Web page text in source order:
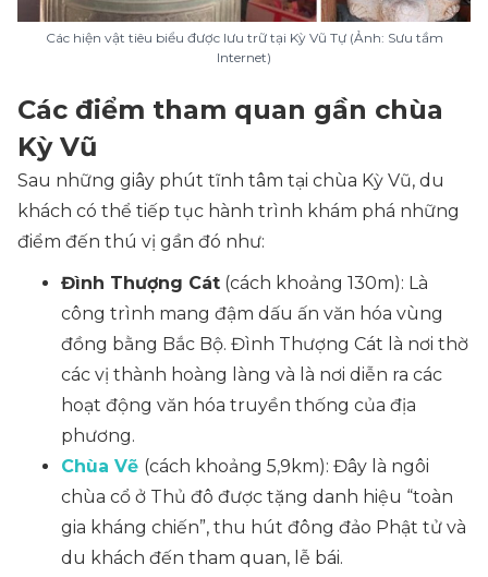
Các hiện vật tiêu biểu được lưu trữ tại Kỳ Vũ Tự (Ảnh: Sưu tầm
Internet)
Các điểm tham quan gần chùa
Kỳ Vũ
Sau những giây phút tĩnh tâm tại chùa Kỳ Vũ, du
khách có thể tiếp tục hành trình khám phá những
điểm đến thú vị gần đó như:
Đình Thượng Cát (cách khoảng 130m): Là
công trình mang đậm dấu ấn văn hóa vùng
đồng bằng Bắc Bộ. Đình Thượng Cát là nơi thờ
các vị thành hoàng làng và là nơi diễn ra các
hoạt động văn hóa truyền thống của địa
phương.
Chùa Vẽ (cách khoảng 5,9km): Đây là ngôi
chùa cổ ở Thủ đô được tặng danh hiệu “toàn
gia kháng chiến”, thu hút đông đảo Phật tử và
du khách đến tham quan, lễ bái.